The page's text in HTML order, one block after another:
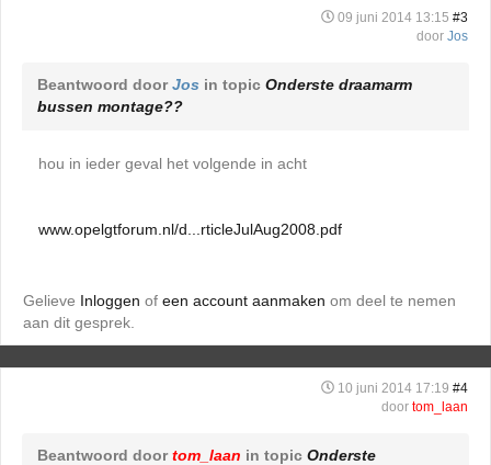
09 juni 2014 13:15 #3
door Jos
Beantwoord doorJos in topic Onderste draamarm
bussen montage??
hou in ieder geval het volgende in acht
www.opelgtforum.nl/d...rticleJulAug2008.pdf
Gelieve Inloggen of een account aanmaken om deel te nemen
aan dit gesprek.
10 juni 2014 17:19 #4
door tom_laan
Beantwoord doortom_laan in topic Onderste